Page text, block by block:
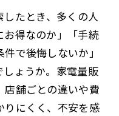
たとき、多くの人
お得なのか」「手続
で後悔しないか」
しょうか。家電量販
舗ごとの違いや費
りにくく、不安を感
ト
ト